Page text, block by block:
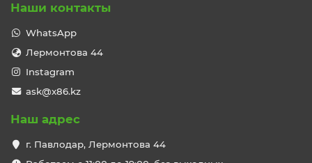
Наши контакты
WhatsApp
Лермонтова 44
Instagram
ask@x86.kz
Наш адрес
г. Павлодар, Лермонтова 44